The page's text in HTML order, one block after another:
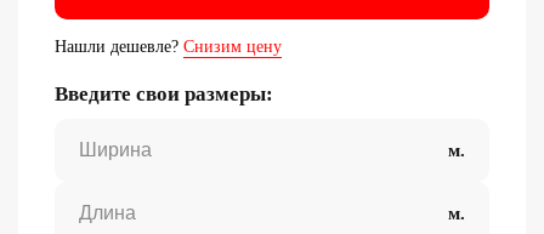
Нашли дешевле? Снизим цену
Введите свои размеры: